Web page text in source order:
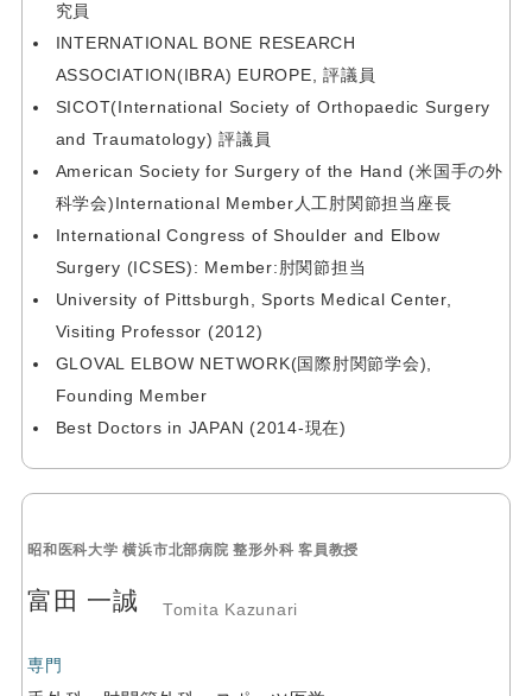
究員
INTERNATIONAL BONE RESEARCH
ASSOCIATION(IBRA) EUROPE, 評議員
SICOT(International Society of Orthopaedic Surgery
and Traumatology) 評議員
American Society for Surgery of the Hand (米国手の外
科学会)International Member人工肘関節担当座長
International Congress of Shoulder and Elbow
Surgery (ICSES): Member:肘関節担当
University of Pittsburgh, Sports Medical Center,
Visiting Professor (2012)
GLOVAL ELBOW NETWORK(国際肘関節学会),
Founding Member
Best Doctors in JAPAN (2014-現在)
昭和医科大学 横浜市北部病院 整形外科 客員教授
富田 一誠 Tomita Kazunari
専門